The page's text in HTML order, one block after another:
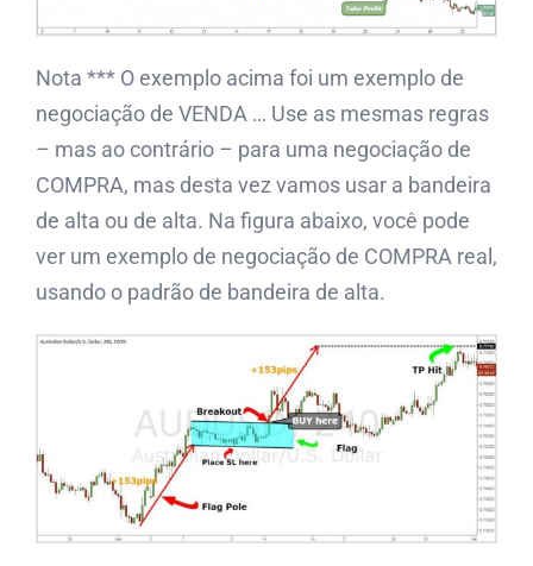
Nota *** O exemplo acima foi um exemplo de
negociação de VENDA … Use as mesmas regras
– mas ao contrário – para uma negociação de
COMPRA, mas desta vez vamos usar a bandeira
de alta ou de alta. Na figura abaixo, você pode
ver um exemplo de negociação de COMPRA real,
usando o padrão de bandeira de alta.